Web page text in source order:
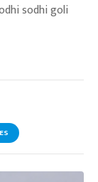
sodhi goli